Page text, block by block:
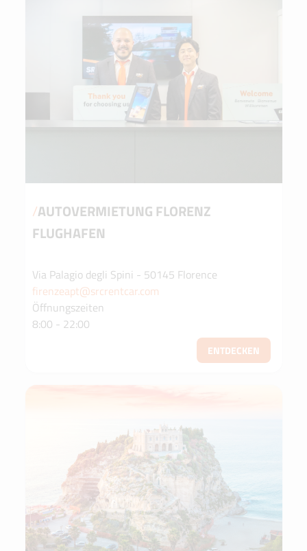
/AUTOVERMIETUNG FLORENZ
FLUGHAFEN
Via Palagio degli Spini - 50145 Florence
firenzeapt@srcrentcar.com
Öffnungszeiten
8:00 - 22:00
ENTDECKEN